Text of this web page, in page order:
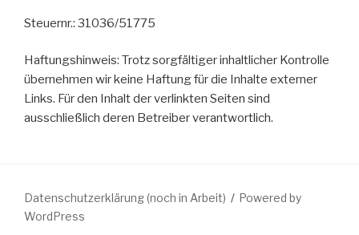
Steuernr.: 31036/51775
Haftungshinweis: Trotz sorgfältiger inhaltlicher Kontrolle
übernehmen wir keine Haftung für die Inhalte externer
Links. Für den Inhalt der verlinkten Seiten sind
ausschließlich deren Betreiber verantwortlich.
Datenschutzerklärung (noch in Arbeit)
Powered by
WordPress